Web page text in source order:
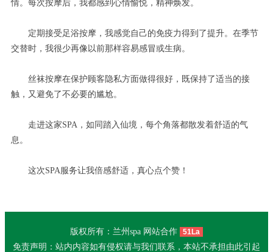
情。每次按摩后，我都感到心情愉悦，精神焕发。
定期接受足浴按摩，我感觉自己的免疫力得到了提升。在季节
交替时，我很少再像以前那样容易感冒或生病。
丝袜按摩在保护顾客隐私方面做得很好，既保持了适当的接
触，又避免了不必要的尴尬。
走进这家SPA，如同踏入仙境，每个角落都散发着舒适的气
息。
这次SPA服务让我倍感舒适，真心点个赞！
版权所有：兰州spa 网站合作 51La
免责声明：站内内容如有侵权请与我们联系，本站不承担由此引起